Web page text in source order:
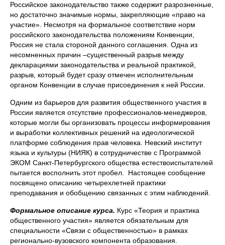
Российское законодательство также содержит разрозненные,
но достаточно значимые нормы, закрепляющие «право на
участие». Несмотря на формальное соответствие норм
российского законодательства положениям Конвенции,
Россия не стала стороной данного соглашения. Одна из
несомненных причин –существенный разрыв между
декларациями законодательства и реальной практикой,
разрыв, который будет сразу отмечен исполнительным
органом Конвенции в случае присоединения к ней России.
Одним из барьеров для развития общественного участия в
России является отсутствие профессионалов-менеджеров,
которые могли бы организовать процессы информирования
и выработки коллективных решений на идеологической
платформе соблюдения прав человека. Невский институт
языка и культуры (НИЯК) в сотрудничестве с Программой
ЭКОМ Санкт-Петербургского общества естествоиспытателей
пытается восполнить этот пробел. Настоящее сообщение
посвящено описанию четырехлетней практики
преподавания и обобщению связанных с этим наблюдений.
Формальное описание курса. Курс «Теория и практика
общественного участия» является обязательным для
специальности «Связи с общественностью» в рамках
регионально-вузовского компонента образования.